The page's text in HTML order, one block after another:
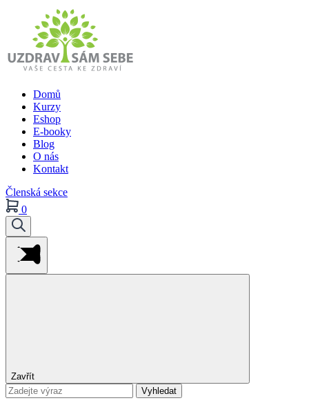
Domů
Kurzy
Eshop
E-booky
Blog
O nás
Kontakt
Členská sekce
0
Zavřít
Vyhledat